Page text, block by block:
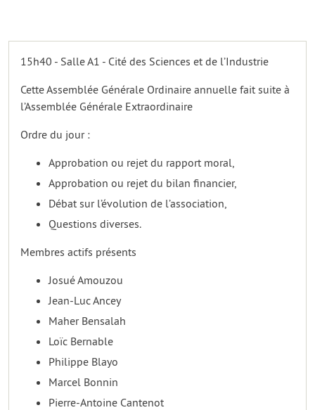
15h40 - Salle A1 - Cité des Sciences et de l’Industrie
Cette Assemblée Générale Ordinaire annuelle fait suite à
l’Assemblée Générale Extraordinaire
Ordre du jour :
Approbation ou rejet du rapport moral,
Approbation ou rejet du bilan financier,
Débat sur l’évolution de l’association,
Questions diverses.
Membres actifs présents
Josué Amouzou
Jean-Luc Ancey
Maher Bensalah
Loïc Bernable
Philippe Blayo
Marcel Bonnin
Pierre-Antoine Cantenot